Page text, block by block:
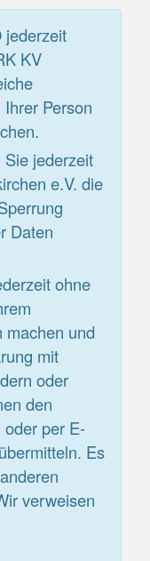
jederzeit
KV
Person
jederzeit
e.V. die
Daten
ohne
machen und
mit
oder
den
per E-
Es
verweisen